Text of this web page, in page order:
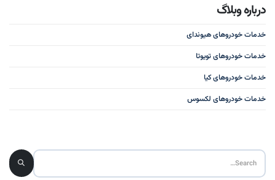
درباره وبلاگ
خدمات خودروهای هیوندای
خدمات خودروهای تویوتا
خدمات خودروهای کیا
خدمات خودروهای لکسوس